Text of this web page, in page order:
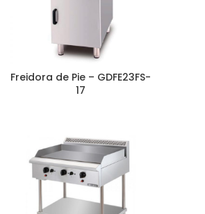
Freidora de Pie – GDFE23FS-
17